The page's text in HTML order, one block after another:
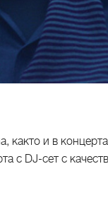
както и в
с DJ-сет с